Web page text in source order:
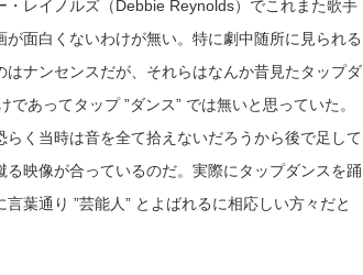
レイノルズ（Debbie Reynolds）でこれまた歌手
面白くないわけが無い。特に劇中随所に見られる
ナンセンスだが、それらはなんか昔見たタップダ
あってタップ ”ダンス” では無いと思っていた。
く当時は音を全て拾えないだろうから後で足して
映像が合っているのだ。実際にタップダンスを踊
葉通り ”芸能人” とよばれるに相応しい方々だと